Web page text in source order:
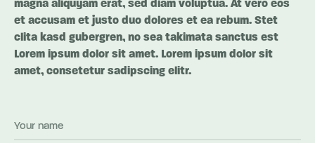
magna aliquyam erat, sed diam voluptua. At vero eos
et accusam et justo duo dolores et ea rebum. Stet
clita kasd gubergren, no sea takimata sanctus est
Lorem ipsum dolor sit amet. Lorem ipsum dolor sit
amet, consetetur sadipscing elitr.